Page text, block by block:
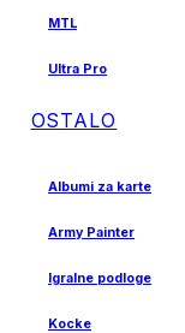
MTL
Ultra Pro
OSTALO
Albumi za karte
Army Painter
Igralne podloge
Kocke